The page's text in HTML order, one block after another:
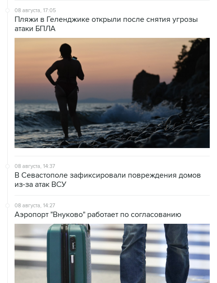
атаки БПЛА
08 августа, 14:37
из-за атак ВСУ
08 августа, 14:27